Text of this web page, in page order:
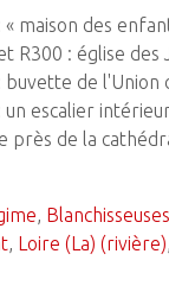
« maison des
R300 : église des
buvette de l'Union
un escalier
près de la
, Blanchisseuses
, Loire (La) (rivière),